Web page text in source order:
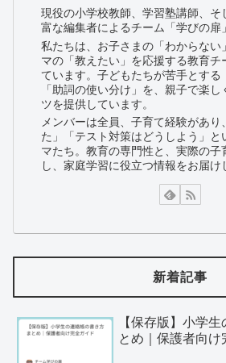
現役の小学校教師、学習塾講師、そ
富な編集者によるチーム「学びの扉
私たちは、お子さまの「わからない
マの「教えたい」を応援する教育チ
ています。子どもたちが苦手とする
「助詞の使い分け」を、親子で楽
ツを提供しています。
メンバーは全員、子育て経験があり
た」「テスト対策はどうしよう」と
マたち。教育の専門性と、実際の子
し、家庭学習に役立つ情報をお届け
新着記事
【保存版】小学
とめ｜保護者向け